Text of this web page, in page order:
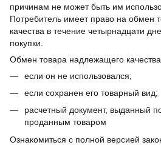
причинам не может быть им
Потребитель имеет право на обмен
качества в течение четырнадцати
покупки.
Обмен товара надлежащего
если он не использовался;
если сохранен его товарный вид;
расчетный документ, выданный
проданным товаром
Ознакомиться с полной версией